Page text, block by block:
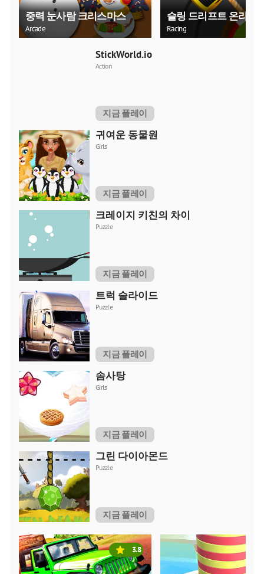
중력 눈사람 크리스마스
Arcade
슬링 드리프트 온라인
Racing
StickWorld.io
Action
지금 플레이
귀여운 동물원
Girls
지금 플레이
크레이지 키친의 차이
Puzzle
지금 플레이
트럭 슬라이드
Puzzle
지금 플레이
솜사탕
Girls
지금 플레이
그린 다이아몬드
Puzzle
지금 플레이
3.8